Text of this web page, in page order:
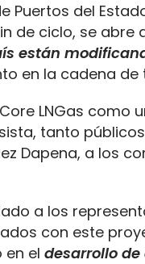
Puertos del
de ciclo, se abre
están
en la cadena
LNGas como
tanto
Dapena, a los
a los
con este
en el desarrollo